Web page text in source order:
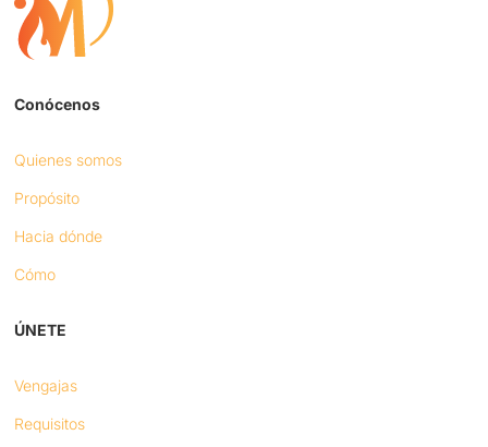
Conócenos
Quienes somos
Propósito
Hacia dónde
Cómo
ÚNETE
Vengajas
Requisitos